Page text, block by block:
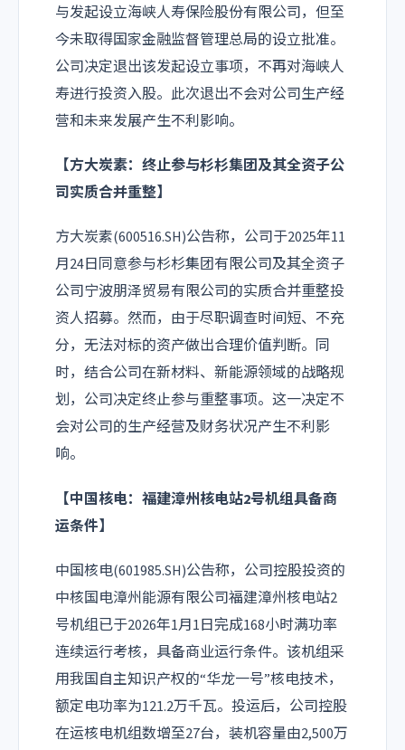
与发起设立海峡人寿保险股份有限公司，但至
今未取得国家金融监督管理总局的设立批准。
公司决定退出该发起设立事项，不再对海峡人
寿进行投资入股。此次退出不会对公司生产经
营和未来发展产生不利影响。
【方大炭素：终止参与杉杉集团及其全资子公
司实质合并重整】
方大炭素(600516.SH)公告称，公司于2025年11
月24日同意参与杉杉集团有限公司及其全资子
公司宁波朋泽贸易有限公司的实质合并重整投
资人招募。然而，由于尽职调查时间短、不充
分，无法对标的资产做出合理价值判断。同
时，结合公司在新材料、新能源领域的战略规
划，公司决定终止参与重整事项。这一决定不
会对公司的生产经营及财务状况产生不利影
响。
【中国核电：福建漳州核电站2号机组具备商
运条件】
中国核电(601985.SH)公告称，公司控股投资的
中核国电漳州能源有限公司福建漳州核电站2
号机组已于2026年1月1日完成168小时满功率
连续运行考核，具备商业运行条件。该机组采
用我国自主知识产权的“华龙一号”核电技术，
额定电功率为121.2万千瓦。投运后，公司控股
在运核电机组数增至27台，装机容量由2,500万